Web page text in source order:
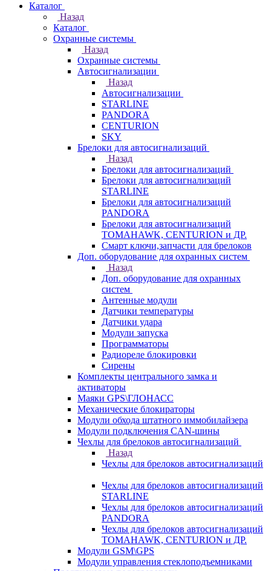
Каталог
Назад
Каталог
Охранные системы
Назад
Охранные системы
Автосигнализации
Назад
Автосигнализации
STARLINE
PANDORA
CENTURION
SKY
Брелоки для автосигнализаций
Назад
Брелоки для автосигнализаций
Брелоки для автосигнализаций
STARLINE
Брелоки для автосигнализаций
PANDORA
Брелоки для автосигнализаций
TOMAHAWK, CENTURION и ДР.
Смарт ключи,запчасти для брелоков
Доп. оборудование для охранных систем
Назад
Доп. оборудование для охранных
систем
Антенные модули
Датчики температуры
Датчики удара
Модули запуска
Программаторы
Радиореле блокировки
Сирены
Комплекты центрального замка и
активаторы
Маяки GPS\ГЛОНАСС
Механические блокираторы
Модули обхода штатного иммобилайзера
Модули подключения CAN-шины
Чехлы для брелоков автосигнализаций
Назад
Чехлы для брелоков автосигнализаций
Чехлы для брелоков автосигнализаций
STARLINE
Чехлы для брелоков автосигнализаций
PANDORA
Чехлы для брелоков автосигнализаций
TOMAHAWK, CENTURION и ДР.
Модули GSM\GPS
Модули управления стеклоподъемниками